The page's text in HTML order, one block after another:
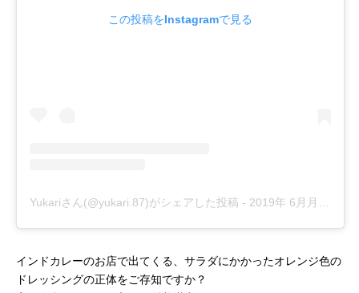
この投稿をInstagramで見る
Yukariさん(@yukari.87)がシェアした投稿 - 2019年 6月月9日午後1時31分PDT
インドカレーのお店で出てくる、サラダにかかったオレンジ色の
ドレッシングの正体をご存知ですか？